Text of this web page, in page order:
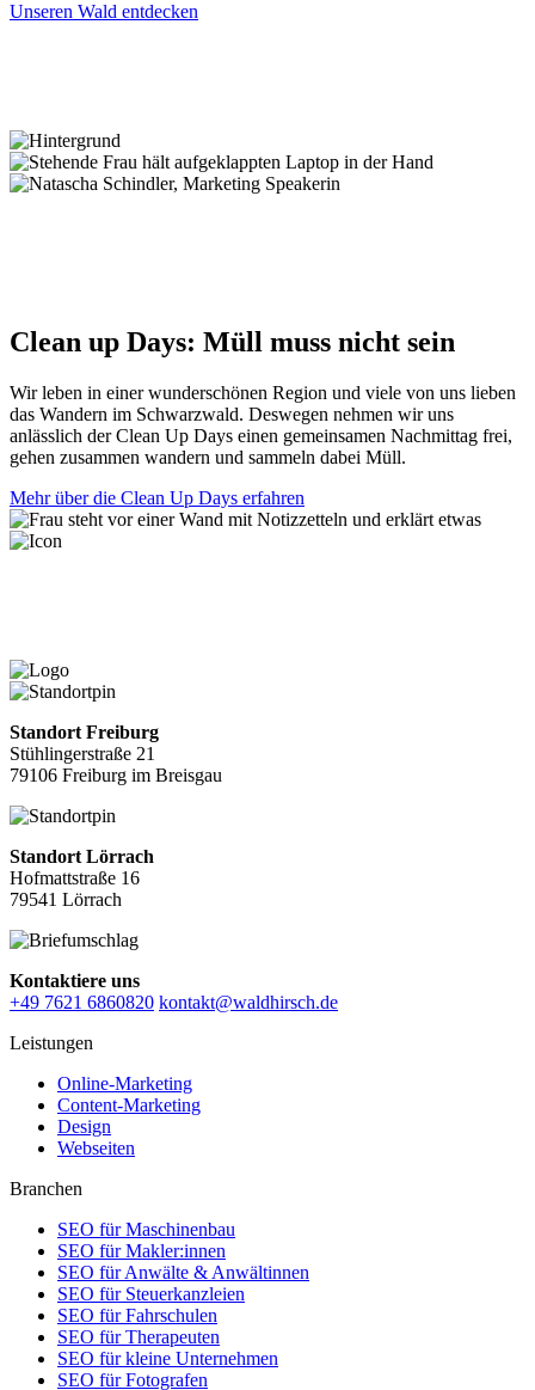
Unseren Wald entdecken
Clean up Days: Müll muss nicht sein
Wir leben in einer wunderschönen Region und viele von uns lieben
das Wandern im Schwarzwald. Deswegen nehmen wir uns
anlässlich der Clean Up Days einen gemeinsamen Nachmittag frei,
gehen zusammen wandern und sammeln dabei Müll.
Mehr über die Clean Up Days erfahren
Standort Freiburg
Stühlingerstraße 21
79106 Freiburg im Breisgau
Standort Lörrach
Hofmattstraße 16
79541 Lörrach
Kontaktiere uns
+49 7621 6860820 kontakt@waldhirsch.de
Leistungen
Online-Marketing
Content-Marketing
Design
Webseiten
Branchen
SEO für Maschinenbau
SEO für Makler:innen
SEO für Anwälte & Anwältinnen
SEO für Steuerkanzleien
SEO für Fahrschulen
SEO für Therapeuten
SEO für kleine Unternehmen
SEO für Fotografen